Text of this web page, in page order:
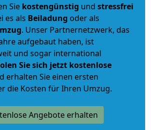
Sie kostengünstig und stressfrei
es als Beiladung oder als
. Unser Partnernetzwerk, das
aufgebaut haben, ist
und sogar international
Sie sich jetzt kostenlose
erhalten Sie einen ersten
die Kosten für Ihren Umzug.
Angebote erhalten